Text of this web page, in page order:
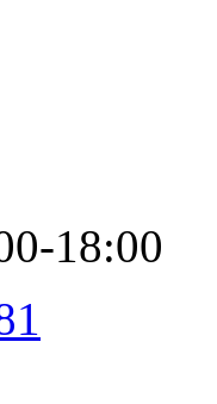
18:00